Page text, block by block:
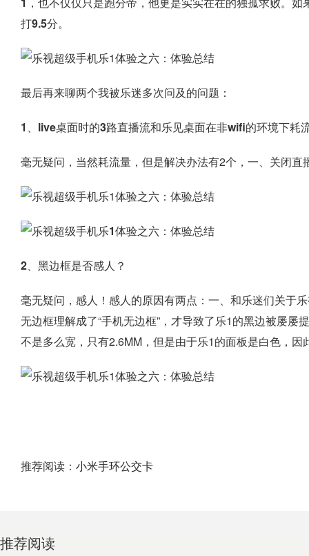
打9.5分。
最后再来聊两个我被乐迷多次问及的问题：
1、live桌面时的3路直播流和乐见桌面在非wifi的环境下耗
毫无疑问，当然耗流量，但是解决办法有2个，一、关闭
2、黑边框是否感人？
毫无疑问，感人！感人的原因有两点：一、和乐迷们关于
无边框理解成了“手机无边框”，才导致了乐1的黑边被屡
不是多么宽，只有2.6MM，但是由于乐1的面板是白色，因
推荐阅读： 小米手环公交卡
推荐阅读